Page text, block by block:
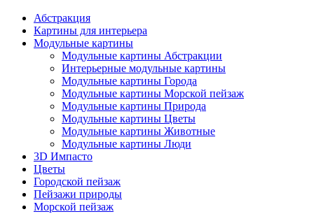
Абстракция
Картины для интерьера
Модульные картины
Модульные картины Абстракции
Интерьерные модульные картины
Модульные картины Города
Модульные картины Морской пейзаж
Модульные картины Природа
Модульные картины Цветы
Модульные картины Животные
Модульные картины Люди
3D Импасто
Цветы
Городской пейзаж
Пейзажи природы
Морской пейзаж